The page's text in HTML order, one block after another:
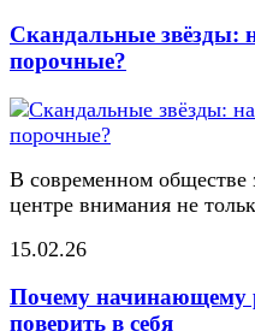
Скандальные звёзды:
порочные?
В современном обществе
центре внимания не
15.02.26
Почему начинающему
поверить в себя